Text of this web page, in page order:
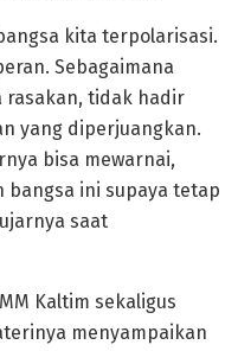
kita terpolarisasi.
Sebagaimana
rasakan, tidak hadir
yang diperjuangkan.
bisa mewarnai,
bangsa ini supaya tetap
saat
Kaltim sekaligus
menyampaikan